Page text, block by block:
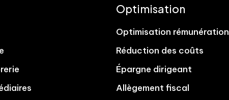
Optimisation
Optimisation rémunération
Réduction des coûts
Épargne dirigeant
Allègement fiscal